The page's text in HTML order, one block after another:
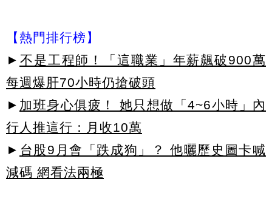
【熱門排行榜】
► 不是工程師！「這職業」年薪飆破900萬
每週爆肝70小時仍搶破頭
► 加班身心俱疲！ 她只想做「4~6小時」內
行人推這行：月收10萬
► 台股9月會「跌成狗」？ 他曬歷史圖卡喊
減碼 網看法兩極